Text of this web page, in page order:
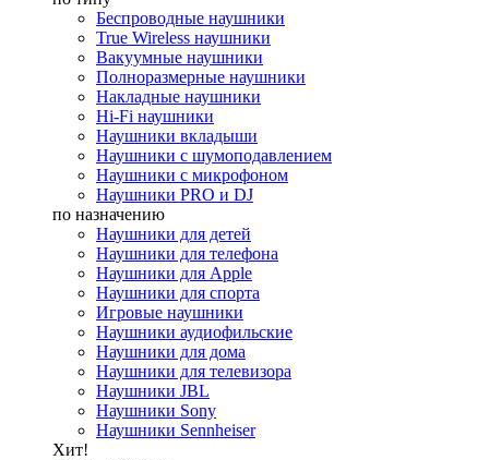
Беспроводные наушники
True Wireless наушники
Вакуумные наушники
Полноразмерные наушники
Накладные наушники
Hi-Fi наушники
Наушники вкладыши
Наушники с шумоподавлением
Наушники с микрофоном
Наушники PRO и DJ
по назначению
Наушники для детей
Наушники для телефона
Наушники для Apple
Наушники для спорта
Игровые наушники
Наушники аудиофильские
Наушники для дома
Наушники для телевизора
Наушники JBL
Наушники Sony
Наушники Sennheiser
Хит!